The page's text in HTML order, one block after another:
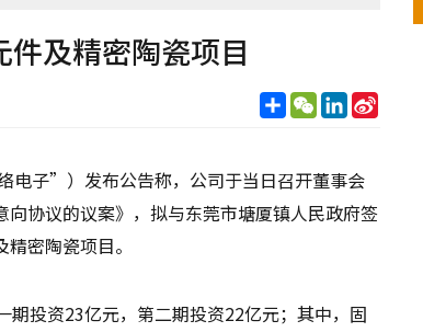
及精密陶瓷项目
分
享
WeChatLinkedIn
Sina
电子”）发布公告称，公司于当日召开董事会
协议的议案》，拟与东莞市塘厦镇人民政府签
密陶瓷项目。
投资23亿元，第二期投资22亿元；其中，固